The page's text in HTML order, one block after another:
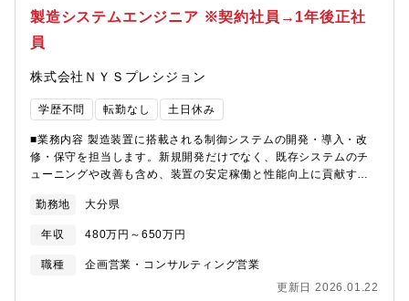
製造システムエンジニア ※契約社員→1年後正社
員
株式会社ＮＹＳプレシジョン
学歴不問 転勤なし 土日休み
■業務内容 製造装置に搭載される制御システムの開発・導入・改
修・保守を担当します。新規開発だけでなく、既存システムのチ
ューニングや改善も含め、装置の安定稼働と性能向上に貢献する
装置向けの制御盤設計・製作・PLC（Programmable Logic
Controller）による制御プログラムの開発（主にST言語）・オー
トCADを用いた電気図面・制御盤設計2. 装置プログラミング・チ
ューニング・装置の動作ロジック設計と制御ソフトの実装
勤務地 大分県
年収 480万円～650万円
職種
企画営業・コンサルティング営業
更新日 2026.01.22